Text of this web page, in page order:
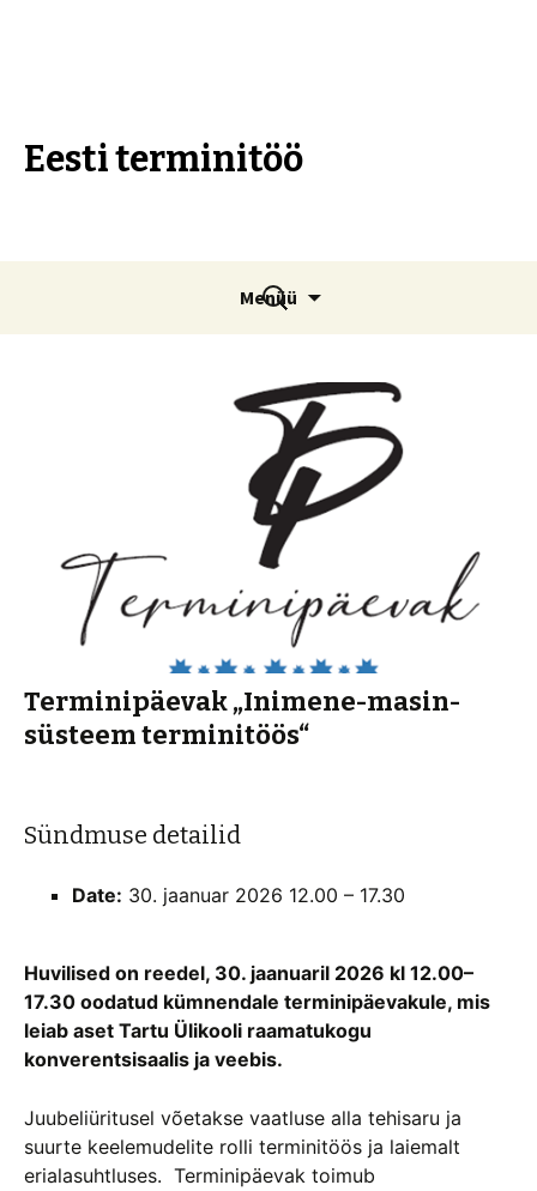
Eesti terminitöö
Menüü
juurde
Otsi:
Terminipäevak „Inimene-masin-
süsteem terminitöös“
Sündmuse detailid
Date: 30. jaanuar 2026 12.00 – 17.30
Huvilised on reedel, 30. jaanuaril 2026 kl 12.00–
17.30 oodatud kümnendale terminipäevakule, mis
leiab aset Tartu Ülikooli raamatukogu
konverentsisaalis ja veebis.
Juubeliüritusel võetakse vaatluse alla tehisaru ja
suurte keelemudelite rolli terminitöös ja laiemalt
erialasuhtluses. Terminipäevak toimub